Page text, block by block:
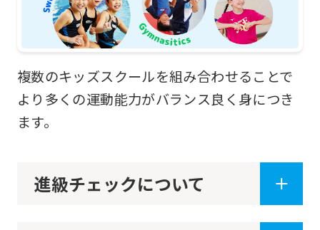
複数のキッズスクールを組み合わせることで
より多くの運動能力がバランス良く身につき
ます。
進級チェックについて